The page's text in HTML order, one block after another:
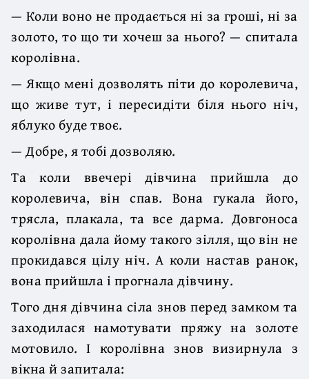
— Коли воно не продається ні за гроші, ні за
золото, то що ти хочеш за нього? — спитала
королівна.
— Якщо мені дозволять піти до королевича,
що живе тут, і пересидіти біля нього ніч,
яблуко буде твоє.
— Добре, я тобі дозволяю.
Та коли ввечері дівчина прийшла до
королевича, він спав. Вона гукала його,
трясла, плакала, та все дарма. Довгоноса
королівна дала йому такого зілля, що він не
прокидався цілу ніч. А коли настав ранок,
вона прийшла і прогнала дівчину.
Того дня дівчина сіла знов перед замком та
заходилася намотувати пряжу на золоте
мотовило. І королівна знов визирнула з
вікна й запитала: